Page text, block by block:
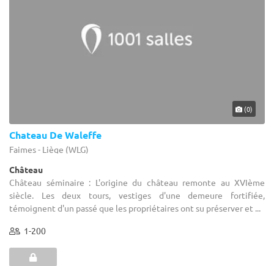
(0)
Chateau De Waleffe
Faimes - Liège (WLG)
Château
Château séminaire : L'origine du château remonte au XVIème
siècle. Les deux tours, vestiges d'une demeure fortifiée,
témoignent d'un passé que les propriétaires ont su préserver et ...
1-200